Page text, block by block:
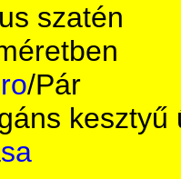
szatén
/Pár
kesztyű